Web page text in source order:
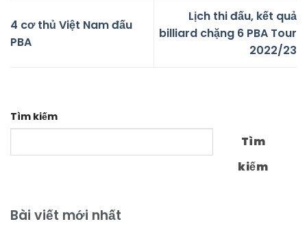
4 cơ thủ Việt Nam đấu
PBA
Lịch thi đấu, kết quả
billiard chặng 6 PBA Tour
2022/23
Tìm kiếm
Tìm
kiếm
Bài viết mới nhất